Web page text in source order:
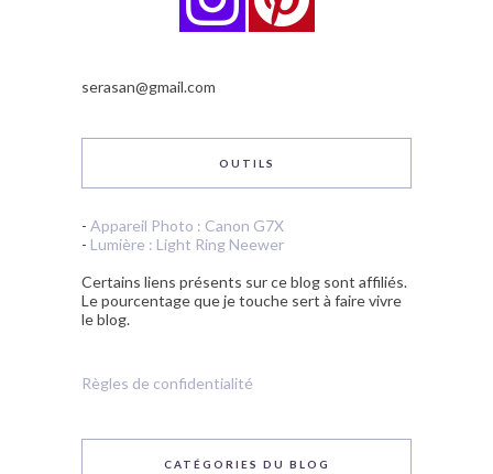
serasan@gmail.com
OUTILS
- Appareil Photo : Canon G7X
- Lumière : Light Ring Neewer
Certains liens présents sur ce blog sont affiliés.
Le pourcentage que je touche sert à faire vivre
le blog.
Règles de confidentialité
CATÉGORIES DU BLOG